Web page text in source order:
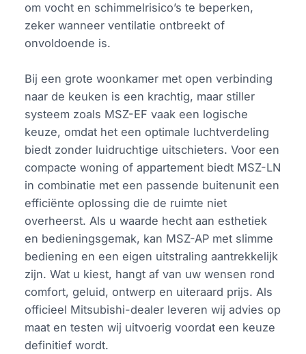
om vocht en schimmelrisico’s te beperken,
zeker wanneer ventilatie ontbreekt of
onvoldoende is.
Bij een grote woonkamer met open verbinding
naar de keuken is een krachtig, maar stiller
systeem zoals MSZ-EF vaak een logische
keuze, omdat het een optimale luchtverdeling
biedt zonder luidruchtige uitschieters. Voor een
compacte woning of appartement biedt MSZ-LN
in combinatie met een passende buitenunit een
efficiënte oplossing die de ruimte niet
overheerst. Als u waarde hecht aan esthetiek
en bedieningsgemak, kan MSZ-AP met slimme
bediening en een eigen uitstraling aantrekkelijk
zijn. Wat u kiest, hangt af van uw wensen rond
comfort, geluid, ontwerp en uiteraard prijs. Als
officieel Mitsubishi-dealer leveren wij advies op
maat en testen wij uitvoerig voordat een keuze
definitief wordt.